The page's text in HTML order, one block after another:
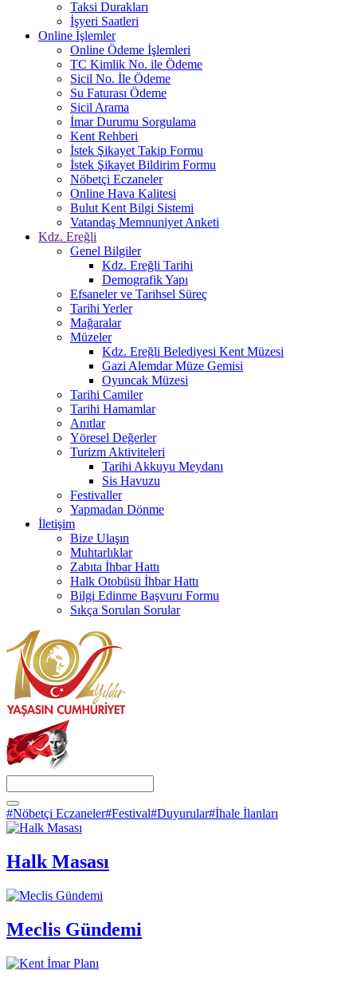
Taksi Durakları
İşyeri Saatleri
Online İşlemler
Online Ödeme İşlemleri
TC Kimlik No. ile Ödeme
Sicil No. İle Ödeme
Su Faturası Ödeme
Sicil Arama
İmar Durumu Sorgulama
Kent Rehberi
İstek Şikayet Takip Formu
İstek Şikayet Bildirim Formu
Nöbetçi Eczaneler
Online Hava Kalitesi
Bulut Kent Bilgi Sistemi
Vatandaş Memnuniyet Anketi
Kdz. Ereğli
Genel Bilgiler
Kdz. Ereğli Tarihi
Demografik Yapı
Efsaneler ve Tarihsel Süreç
Tarihi Yerler
Mağaralar
Müzeler
Kdz. Ereğli Belediyesi Kent Müzesi
Gazi Alemdar Müze Gemisi
Oyuncak Müzesi
Tarihi Camiler
Tarihi Hamamlar
Anıtlar
Yöresel Değerler
Turizm Aktiviteleri
Tarihi Akkuyu Meydanı
Sis Havuzu
Festivaller
Yapmadan Dönme
İletişim
Bize Ulaşın
Muhtarlıklar
Zabıta İhbar Hattı
Halk Otobüsü İhbar Hattı
Bilgi Edinme Başvuru Formu
Sıkça Sorulan Sorular
#Nöbetçi Eczaneler#Festival#Duyurular#İhale İlanları
Halk Masası
Meclis Gündemi